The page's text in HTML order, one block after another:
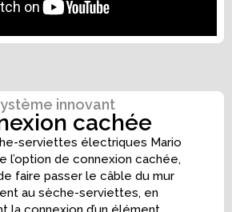
innovant
cachée
serviettes électriques Mario
l’option de connexion cachée,
faire passer le câble du mur
au sèche-serviettes, en